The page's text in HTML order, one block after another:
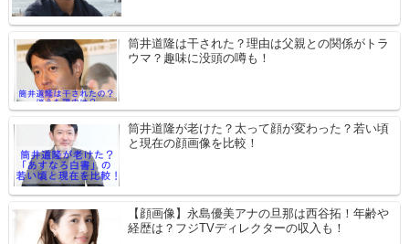
筒井道隆は干された？理由は父親との関係がトラ
ウマ？趣味に没頭の噂も！
筒井道隆が老けた？太って顔が変わった？若い頃
と現在の顔画像を比較！
【顔画像】永島優美アナの旦那は西谷拓！年齢や
経歴は？フジTVディレクターの収入も！